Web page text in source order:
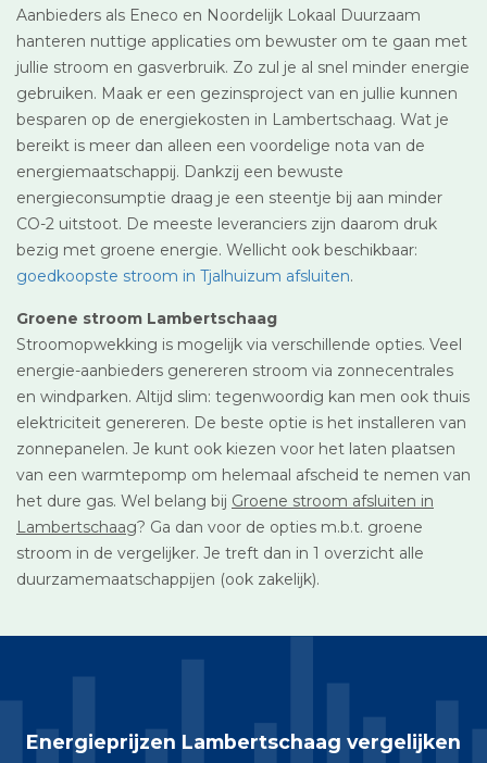
Aanbieders als Eneco en Noordelijk Lokaal Duurzaam
hanteren nuttige applicaties om bewuster om te gaan met
jullie stroom en gasverbruik. Zo zul je al snel minder energie
gebruiken. Maak er een gezinsproject van en jullie kunnen
besparen op de energiekosten in Lambertschaag. Wat je
bereikt is meer dan alleen een voordelige nota van de
energiemaatschappij. Dankzij een bewuste
energieconsumptie draag je een steentje bij aan minder
CO-2 uitstoot. De meeste leveranciers zijn daarom druk
bezig met groene energie. Wellicht ook beschikbaar:
goedkoopste stroom in Tjalhuizum afsluiten.
Groene stroom Lambertschaag
Stroomopwekking is mogelijk via verschillende opties. Veel
energie-aanbieders genereren stroom via zonnecentrales
en windparken. Altijd slim: tegenwoordig kan men ook thuis
elektriciteit genereren. De beste optie is het installeren van
zonnepanelen. Je kunt ook kiezen voor het laten plaatsen
van een warmtepomp om helemaal afscheid te nemen van
het dure gas. Wel belang bij Groene stroom afsluiten in
Lambertschaag? Ga dan voor de opties m.b.t. groene
stroom in de vergelijker. Je treft dan in 1 overzicht alle
duurzamemaatschappijen (ook zakelijk).
Energieprijzen Lambertschaag vergelijken